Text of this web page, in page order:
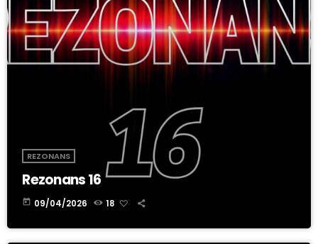
REZONANS
Rezonans 16
today 09/04/2026 18